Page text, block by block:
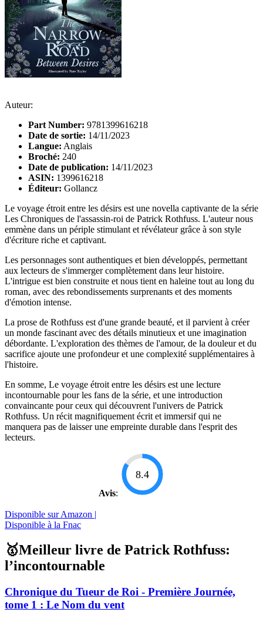
Auteur:
Part Number: 9781399616218
Date de sortie: 14/11/2023
Langue: Anglais
Broché: 240
Date de publication: 14/11/2023
ASIN: 1399616218
Éditeur: Gollancz
Le voyage étroit entre les désirs est une novella captivante de la série
Les Chroniques de l'assassin-roi de Patrick Rothfuss. L'auteur nous
emmène dans un périple stimulant et révélateur grâce à son style
d'écriture riche et captivant.
Les personnages sont authentiques et bien développés, permettant
aux lecteurs de s'immerger complètement dans leur histoire.
L'intrigue est bien construite et nous tient en haleine tout au long du
roman, avec des rebondissements surprenants et des moments
d'émotion intense.
La prose de Rothfuss est d'une grande beauté, et il parvient à créer
un monde fascinant avec des détails minutieux et une imagination
débordante. L'exploration des thèmes de l'amour, de la douleur et du
sacrifice ajoute une profondeur et une complexité supplémentaires à
l'histoire.
En somme, Le voyage étroit entre les désirs est une lecture
incontournable pour les fans de la série, et une introduction
convaincante pour ceux qui découvrent l'univers de Patrick
Rothfuss. Un récit magnifiquement écrit et immersif qui ne
manquera pas de laisser une empreinte durable dans l'esprit des
lecteurs.
Avis:
8.4
Disponible sur Amazon |
Disponible à la Fnac
🥇Meilleur livre de Patrick Rothfuss:
l’incontournable
Chronique du Tueur de Roi - Première Journée,
tome 1 : Le Nom du vent